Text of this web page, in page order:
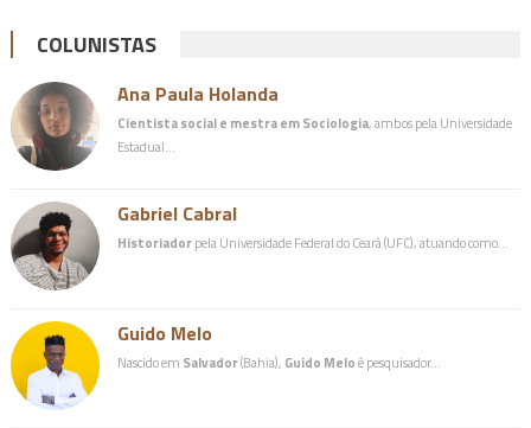
COLUNISTAS
Ana Paula Holanda
Cientista social e mestra em Sociologia, ambos pela Universidade
Estadual…
Gabriel Cabral
Historiadorpela Universidade Federal do Ceará (UFC), atuando como…
Guido Melo
Nascido em Salvador(Bahia), Guido Meloé pesquisador…